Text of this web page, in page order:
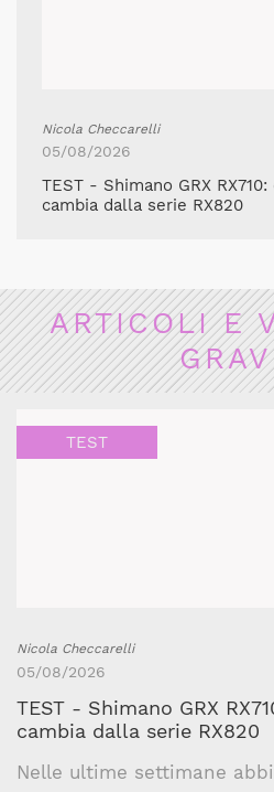
Nicola Checcarelli
05/08/2026
TEST - Shimano GRX
cambia dalla serie RX820
ARTICOLI E
TEST
Nicola Checcarelli
05/08/2026
TEST - Shimano GRX
cambia dalla serie RX820
Nelle ultime settimane